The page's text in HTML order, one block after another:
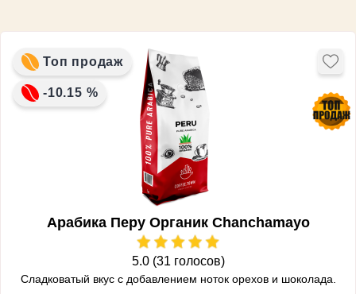
Топ продаж
-10.15 %
Арабика Перу Органик Chanchamayo
5.0 (31 голосов)
Сладковатый вкус с добавлением ноток орехов и шоколада.